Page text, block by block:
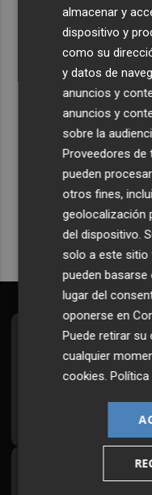
Ocho helicópteros,
movilizan en
Recibe
Plaza
Todos los días
almacenar y
dispositivo y
como su
y datos de
anuncios y
anuncios y
sobre la
Proveedores de
pueden
otros fines,
geolocalización
del dispositivo.
solo a este sitio
pueden basarse
lugar del
oponerse en
Puede retirar
cualquier
cookies.Política